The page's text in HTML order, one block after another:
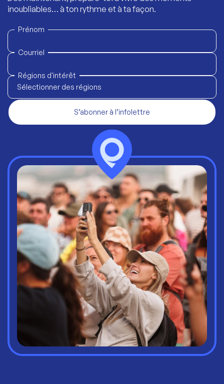
inoubliables… à ton rythme et à ta façon.
Prénom
Courriel
Régions d'intérêt
Sélectionner des régions
S’abonner à l’infolettre